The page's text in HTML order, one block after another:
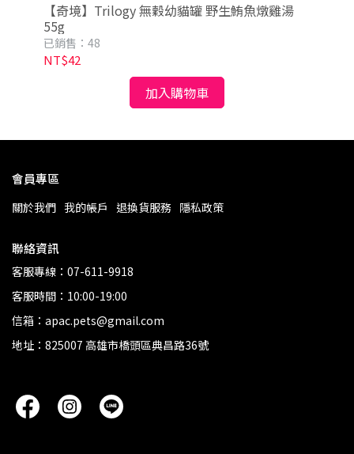
【奇境】Trilogy 無穀幼貓罐 野生鮪魚燉雞湯
55g
已銷售：48
NT$42
加入購物車
會員專區
關於我們 我的帳戶 退換貨服務 隱私政策
聯絡資訊
客服專線：07-611-9918
客服時間：10:00-19:00
信箱：apac.pets@gmail.com
地址：825007 高雄市橋頭區典昌路36號